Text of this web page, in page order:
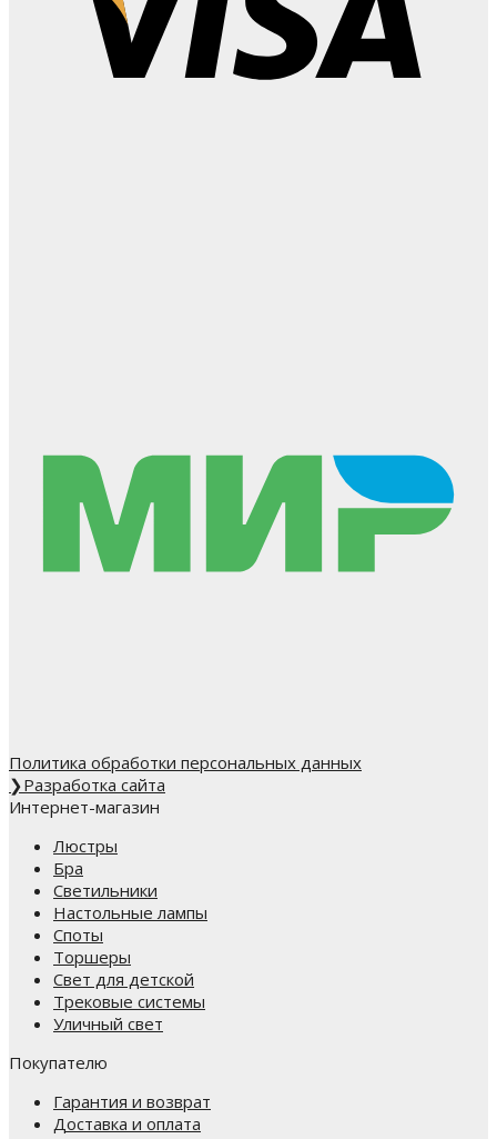
Политика обработки персональных данных
❯Разработка сайта
Интернет-магазин
Люстры
Бра
Светильники
Настольные лампы
Споты
Торшеры
Свет для детской
Трековые системы
Уличный свет
Покупателю
Гарантия и возврат
Доставка и оплата